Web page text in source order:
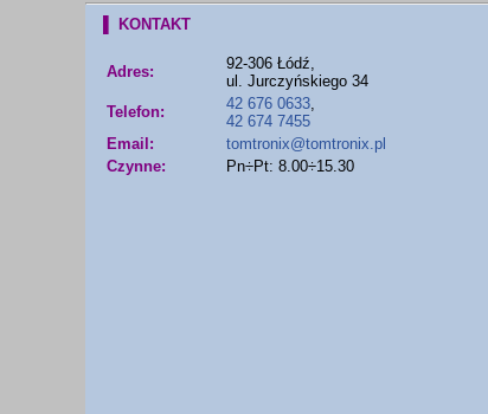
▌ KONTAKT
Adres:
92-306 Łódź,
ul. Jurczyńskiego 34
Telefon:
42 676 0633,
42 674 7455
Email:
tomtronix@tomtronix.pl
Czynne:
Pn÷Pt: 8.00÷15.30